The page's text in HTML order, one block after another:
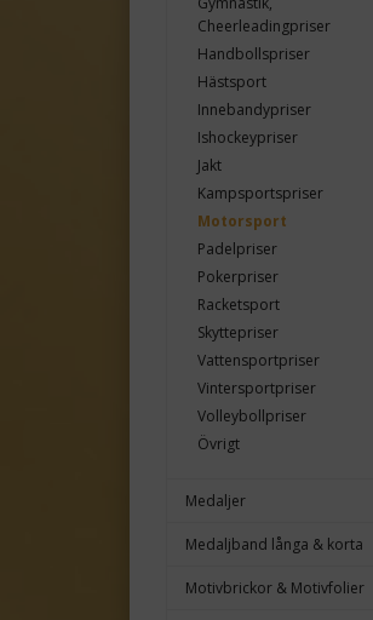
Cheerleadingpriser
Handbollspriser
Hästsport
Innebandypriser
Ishockeypriser
Jakt
Kampsportspriser
Motorsport
Padelpriser
Pokerpriser
Racketsport
Skyttepriser
Vattensportpriser
Vintersportpriser
Volleybollpriser
Övrigt
Medaljer
Medaljband långa & korta
Motivbrickor & Motivfolier